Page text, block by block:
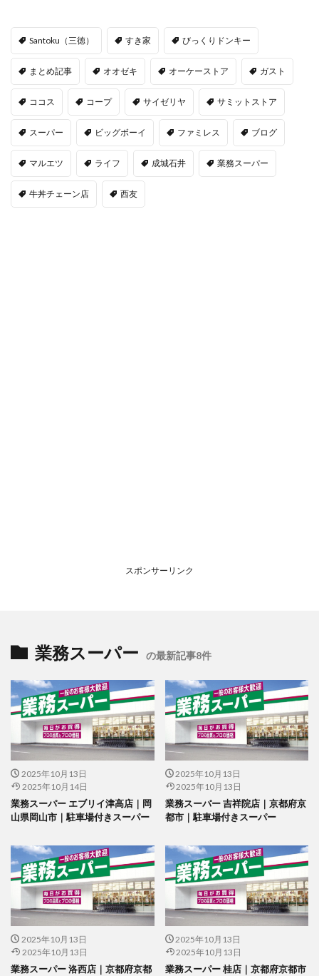
Santoku（三徳） すき家 びっくりドンキー
まとめ記事 オオゼキ オーケーストア ガスト
ココス コープ サイゼリヤ サミットストア
スーパー ビッグボーイ ファミレス ブログ
マルエツ ライフ 成城石井 業務スーパー
牛丼チェーン店 西友
スポンサーリンク
業務スーパー の最新記事8件
2025年10月13日
2025年10月14日
業務スーパー エブリイ津高店｜岡
山県岡山市｜駐車場付きスーパー
2025年10月13日
2025年10月13日
業務スーパー 吉祥院店｜京都府京
都市｜駐車場付きスーパー
2025年10月13日
2025年10月13日
業務スーパー 洛西店｜京都府京都
2025年10月13日
2025年10月13日
業務スーパー 桂店｜京都府京都市